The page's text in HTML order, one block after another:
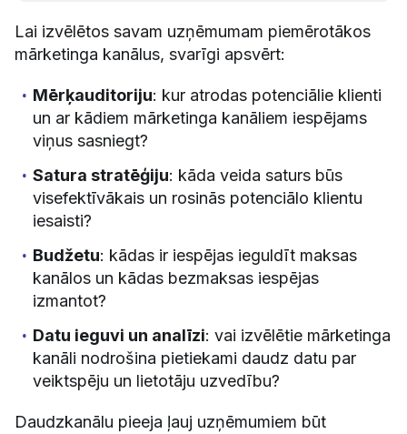
Lai izvēlētos savam uzņēmumam piemērotākos
mārketinga kanālus, svarīgi apsvērt:
Mērķauditoriju: kur atrodas potenciālie klienti
un ar kādiem mārketinga kanāliem iespējams
viņus sasniegt?
Satura stratēģiju: kāda veida saturs būs
visefektīvākais un rosinās potenciālo klientu
iesaisti?
Budžetu: kādas ir iespējas ieguldīt maksas
kanālos un kādas bezmaksas iespējas
izmantot?
Datu ieguvi un analīzi: vai izvēlētie mārketinga
kanāli nodrošina pietiekami daudz datu par
veiktspēju un lietotāju uzvedību?
Daudzkanālu pieeja ļauj uzņēmumiem būt